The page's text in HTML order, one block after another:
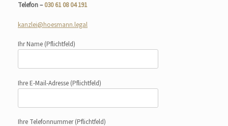
Telefon –030 61 08 04 191
kanzlei@hoesmann.legal
Ihr Name (Pflichtfeld)
Ihre E-Mail-Adresse (Pflichtfeld)
Ihre Telefonnummer(Pflichtfeld)